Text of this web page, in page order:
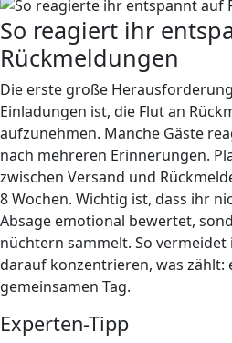
So reagiert ihr
Rückmeldungen
Die erste große
Einladungen ist, die Flut an
aufzunehmen. Manche Gäste
nach mehreren Erinnerungen.
zwischen Versand und
8 Wochen. Wichtig ist, dass ihr
Absage emotional bewertet,
nüchtern sammelt. So
darauf konzentrieren, was zählt:
gemeinsamen Tag.
Experten-Tipp